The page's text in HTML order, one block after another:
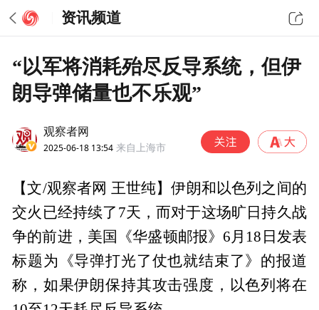
资讯频道
“以军将消耗殆尽反导系统，但伊
朗导弹储量也不乐观”
观察者网
2025-06-18 13:54 来自上海市
【文/观察者网 王世纯】伊朗和以色列之间的
交火已经持续了7天，而对于这场旷日持久战
争的前进，美国《华盛顿邮报》6月18日发表
标题为《导弹打光了仗也就结束了》的报道
称，如果伊朗保持其攻击强度，以色列将在